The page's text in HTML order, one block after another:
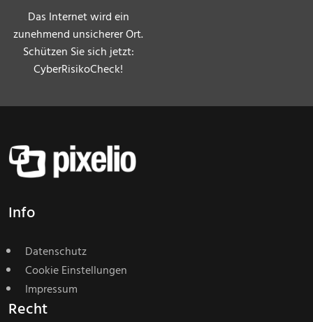
Das Internet wird ein
zunehmend unsicherer Ort.
Schützen Sie sich jetzt:
CyberRisikoCheck!
Info
Datenschutz
Cookie Einstellungen
Impressum
Recht